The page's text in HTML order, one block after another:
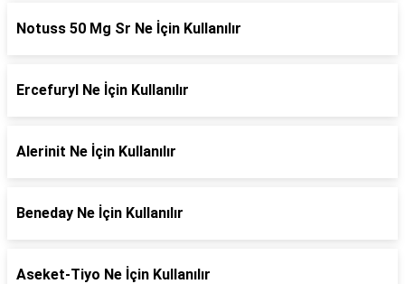
Notuss 50 Mg Sr Ne İçin Kullanılır
Ercefuryl Ne İçin Kullanılır
Alerinit Ne İçin Kullanılır
Beneday Ne İçin Kullanılır
Aseket-Tiyo Ne İçin Kullanılır